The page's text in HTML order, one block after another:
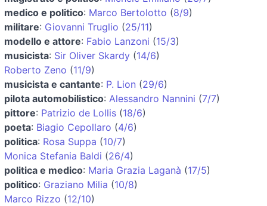
medico e politico: Marco Bertolotto (8/9)
militare: Giovanni Truglio (25/11)
modello e attore: Fabio Lanzoni (15/3)
musicista: Sir Oliver Skardy (14/6)
Roberto Zeno (11/9)
musicista e cantante: P. Lion (29/6)
pilota automobilistico: Alessandro Nannini (7/7)
pittore: Patrizio de Lollis (18/6)
poeta: Biagio Cepollaro (4/6)
politica: Rosa Suppa (10/7)
Monica Stefania Baldi (26/4)
politica e medico: Maria Grazia Laganà (17/5)
politico: Graziano Milia (10/8)
Marco Rizzo (12/10)